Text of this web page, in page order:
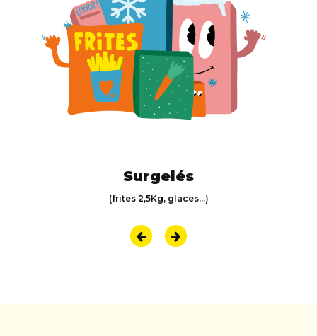
Surgelés
(frites 2,5Kg, glaces...)